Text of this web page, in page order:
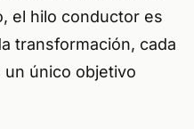
el hilo conductor es
transformación, cada
un único objetivo